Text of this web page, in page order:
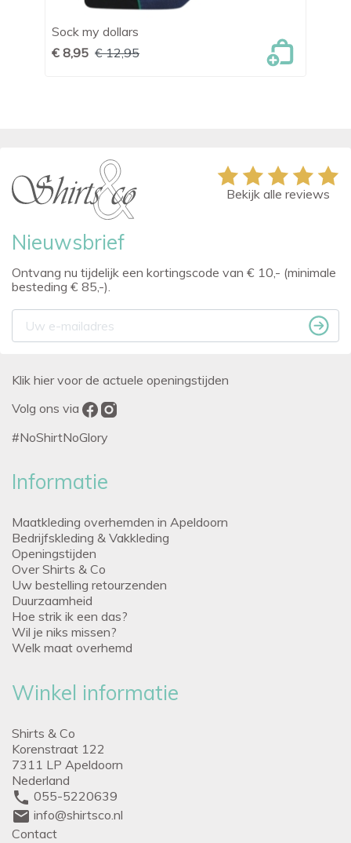
Sock my dollars
€ 8,95 € 12,95
Nieuwsbrief
Ontvang nu tijdelijk een kortingscode van € 10,- (minimale
besteding € 85,-).
Bekijk alle reviews
Klik hier voor de actuele openingstijden
Volg ons via
#NoShirtNoGlory
Informatie
Maatkleding overhemden in Apeldoorn
Bedrijfskleding & Vakkleding
Openingstijden
Over Shirts & Co
Uw bestelling retourzenden
Duurzaamheid
Hoe strik ik een das?
Wil je niks missen?
Welk maat overhemd
Winkel informatie
Shirts & Co
Korenstraat 122
7311 LP Apeldoorn
Nederland
phone 055-5220639
mail info@shirtsco.nl
Contact